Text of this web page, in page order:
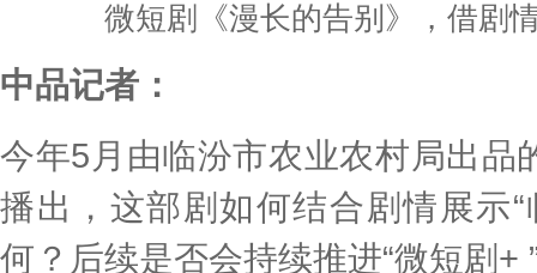
微短剧《漫长的告别》，借剧
中品记者：
今年5月由临汾市农业农村局出品
播出，这部剧如何结合剧情展示
何？后续是否会持续推进“微短剧+